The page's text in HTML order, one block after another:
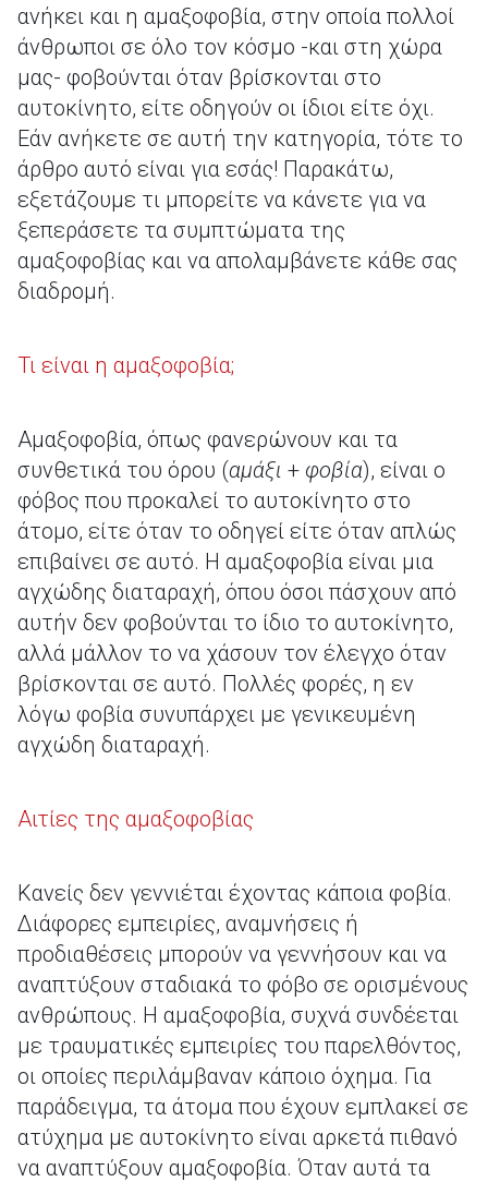
ανήκει και η αμαξοφοβία, στην οποία πολλοί
άνθρωποι σε όλο τον κόσμο -και στη χώρα
μας- φοβούνται όταν βρίσκονται στο
αυτοκίνητο, είτε οδηγούν οι ίδιοι είτε όχι.
Εάν ανήκετε σε αυτή την κατηγορία, τότε το
άρθρο αυτό είναι για εσάς! Παρακάτω,
εξετάζουμε τι μπορείτε να κάνετε για να
ξεπεράσετε τα συμπτώματα της
αμαξοφοβίας και να απολαμβάνετε κάθε σας
διαδρομή.
Τι είναι η αμαξοφοβία;
Αμαξοφοβία, όπως φανερώνουν και τα
συνθετικά του όρου (αμάξι + φοβία), είναι ο
φόβος που προκαλεί το αυτοκίνητο στο
άτομο, είτε όταν το οδηγεί είτε όταν απλώς
επιβαίνει σε αυτό. Η αμαξοφοβία είναι μια
αγχώδης διαταραχή, όπου όσοι πάσχουν από
αυτήν δεν φοβούνται το ίδιο το αυτοκίνητο,
αλλά μάλλον το να χάσουν τον έλεγχο όταν
βρίσκονται σε αυτό. Πολλές φορές, η εν
λόγω φοβία συνυπάρχει με γενικευμένη
αγχώδη διαταραχή.
Αιτίες της αμαξοφοβίας
Κανείς δεν γεννιέται έχοντας κάποια φοβία.
Διάφορες εμπειρίες, αναμνήσεις ή
προδιαθέσεις μπορούν να γεννήσουν και να
αναπτύξουν σταδιακά το φόβο σε ορισμένους
ανθρώπους. Η αμαξοφοβία, συχνά συνδέεται
με τραυματικές εμπειρίες του παρελθόντος,
οι οποίες περιλάμβαναν κάποιο όχημα. Για
παράδειγμα, τα άτομα που έχουν εμπλακεί σε
ατύχημα με αυτοκίνητο είναι αρκετά πιθανό
να αναπτύξουν αμαξοφοβία. Όταν αυτά τα